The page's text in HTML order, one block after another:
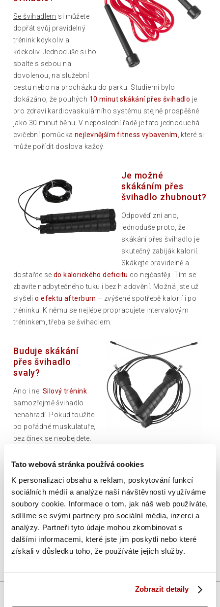
Tato webová stránka používá cookies
K personalizaci obsahu a reklam, poskytování funkcí
sociálních médií a analýze naší návštěvnosti využíváme
soubory cookie. Informace o tom, jak náš web používáte,
sdílíme se svými partnery pro sociální média, inzerci a
analýzy. Partneři tyto údaje mohou zkombinovat s
dalšími informacemi, které jste jim poskytli nebo které
získali v důsledku toho, že používáte jejich služby.
Zobrazit detaily
Se švihadlem si můžete
dopřát svůj pravidelný
trénink kdykoliv a
kdekoliv. Jednoduše si ho
sbalte s sebou na
dovolenou, na služební
cestu nebo na procházku do parku. Studiemi bylo
dokázáno, že pouhých 10 minut skákání přes švihadlo je
pro zdraví kardiovaskulárního systému stejně prospěšné
jako 30 minut běhu. V neposlední řadě je tato jednoduchá
cvičební pomůckanejlevnějším fitness vybavením , které si
může pořídit doslova každý.
Je možné
skákáním přes
švihadlo zhubnout?
Odpověď zní ano,
jednoduše proto, že
skákání přes švihadlo je
skutečný zabiják kalorií.
Skákejte pravidelně a
dostaňte se do kalorického deficitu co nejčastěji. Tím se
zbavíte nadbytečného tuku i bez hladovění. Možná jste už
slyšelio efektu afterburn – zvýšené spotřebě kalorií i po
tréninku. K němu se nejlépe propracujete intervalovým
tréninkem, třeba se švihadlem.
Buduje skákání
přes švihadlo
svaly?
Ano i ne.Silový trénink
samozřejmě švihadlo
nenahradí. Pokud toužíte
po pořádné muskulatuře,
bez činek se neobejdete.
tréninkem a zejménav kombinaci se cvičením s vlastní
skákání pravděpodobně zjistíte, že jste posílili zejména
hamstringy a lýtkové svaly, takže Vaše nohy vypadají
štíhlejší a delší. Ani svaly ramen a
příčný břišní sval
tréninku nezahálejí.
Zpět do blogu